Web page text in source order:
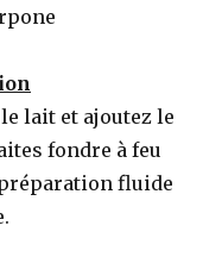
lait et ajoutez le
fondre à feu
fluide